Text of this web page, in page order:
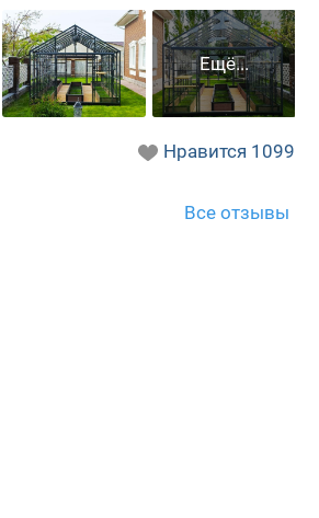
Нравится 1099
Все отзывы